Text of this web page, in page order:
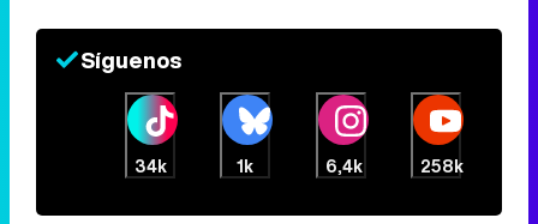
Síguenos
34k 1k 6,4k 258k